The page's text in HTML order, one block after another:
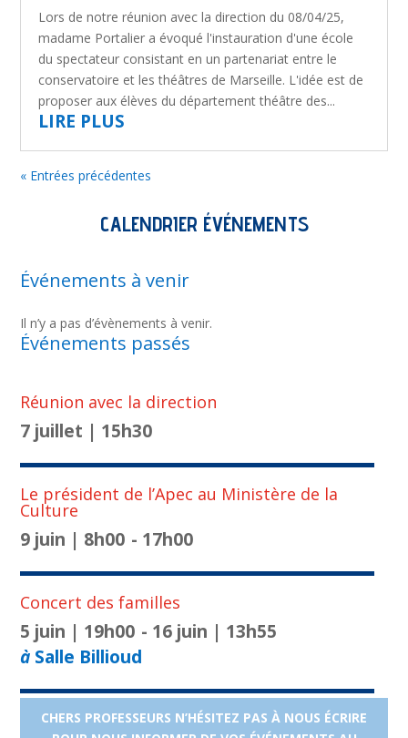
Lors de notre réunion avec la direction du 08/04/25,
madame Portalier a évoqué l'instauration d'une école
du spectateur consistant en un partenariat entre le
conservatoire et les théâtres de Marseille. L'idée est de
proposer aux élèves du département théâtre des...
LIRE PLUS
« Entrées précédentes
CALENDRIER ÉVÉNEMENTS
Événements à venir
Il n’y a pas d’évènements à venir.
Événements passés
Réunion avec la direction
7 juillet | 15h30
Le président de l’Apec au Ministère de la
Culture
9 juin | 8h00 - 17h00
Concert des familles
5 juin | 19h00 - 16 juin | 13h55
à Salle Billioud
Assemblée générale de l’APEC le 02 février
CHERS PROFESSEURS N’HÉSITEZ PAS À NOUS ÉCRIRE